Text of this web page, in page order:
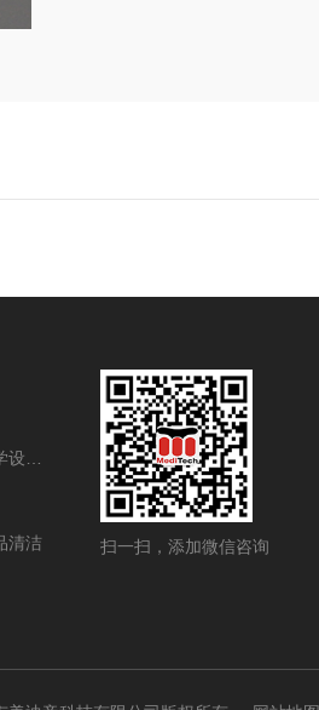
清洁 扫一扫，添加微信咨询